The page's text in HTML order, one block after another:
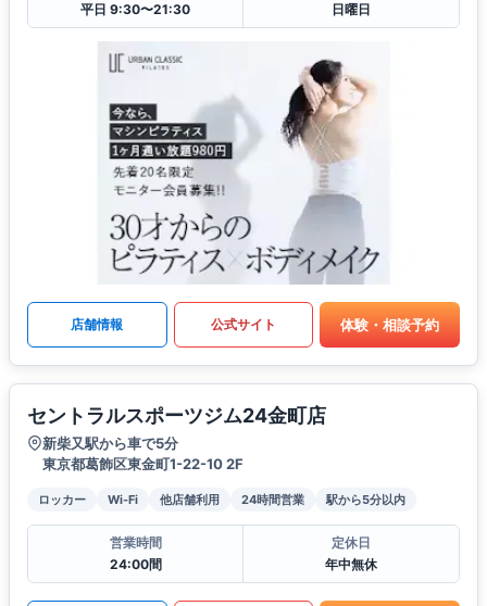
平日 9:30〜21:30
日曜日
店舗情報 公式サイト 体験・相談予約
セントラルスポーツジム24金町店
新柴又駅から車で5分
東京都葛飾区東金町1-22-10 2F
ロッカー Wi-Fi 他店舗利用 24時間営業 駅から5分以内
営業時間
24:00間
定休日
年中無休